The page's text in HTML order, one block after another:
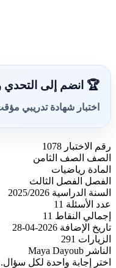
🏆 انضم إلى
اختبار شهادة تدريبي
رقم الاختبار 1078
الصف الصف الثامن
المادة رياضيات
الفصل الفصل الثالث
السنة الدراسية 2025/2026
عدد الأسئلة 11
إجمالي النقاط 11
تاريخ الإضافة 2026-04-28
الزيارات 291
الناشر Maya Dayoub
اختر إجابة واحدة لكل